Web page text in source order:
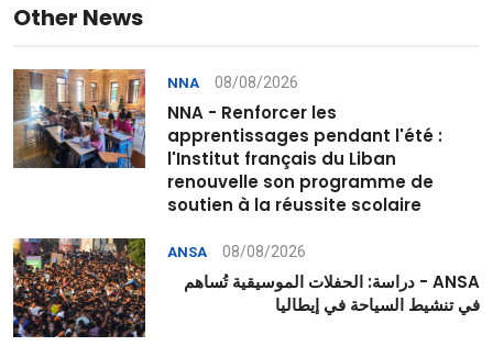
Other News
NNA 08/08/2026
NNA - Renforcer les
apprentissages pendant l'été :
l'Institut français du Liban
renouvelle son programme de
soutien à la réussite scolaire
ANSA 08/08/2026
ANSA - دراسة: الحفلات الموسيقية تُساهم
في تنشيط السياحة في إيطاليا